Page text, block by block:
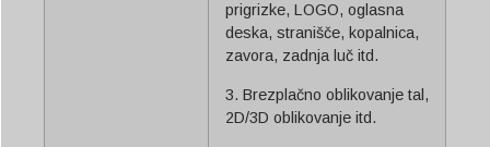
prigrizke, LOGO, oglasna
deska, stranišče, kopalnica,
zavora, zadnja luč itd.
3. Brezplačno oblikovanje tal,
2D/3D oblikovanje itd.